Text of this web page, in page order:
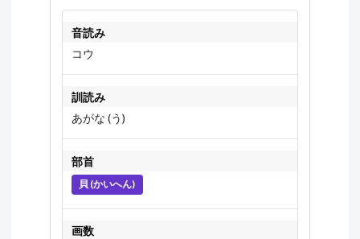
音読み
コウ
訓読み
あがな (う)
部首
貝 (かいへん)
画数